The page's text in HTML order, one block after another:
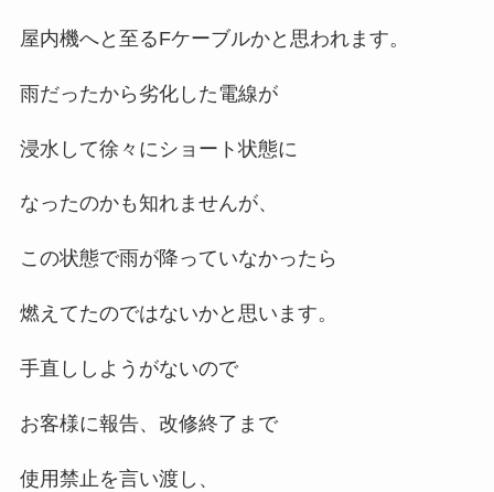
屋内機へと至るFケーブルかと思われます。
雨だったから劣化した電線が
浸水して徐々にショート状態に
なったのかも知れませんが、
この状態で雨が降っていなかったら
燃えてたのではないかと思います。
手直ししようがないので
お客様に報告、改修終了まで
使用禁止を言い渡し、